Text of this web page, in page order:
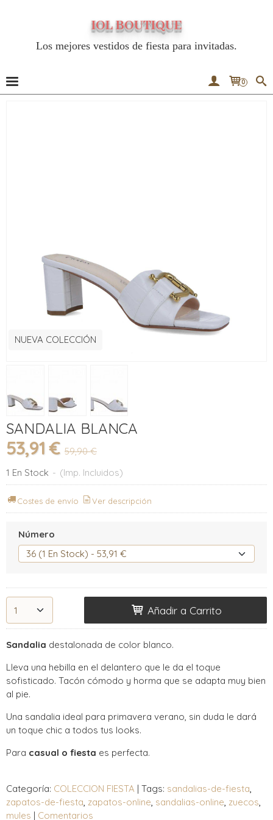
IOL BOUTIQUE
Los mejores vestidos de fiesta para invitadas.
0
NUEVA COLECCIÓN
SANDALIA BLANCA
53,91 € 59,90 €
1 En Stock - (Imp. Incluidos)
Costes de envío Ver descripción
Número
Añadir a Carrito
Sandalia destalonada de color blanco.
Lleva una hebilla en el delantero que le da el toque
sofisticado. Tacón cómodo y horma que se adapta muy bien
al pie.
Una sandalia ideal para primavera verano, sin duda le dará
un toque chic a todos tus looks.
Para casual o fiesta es perfecta.
Categoría: COLECCION FIESTA | Tags: sandalias-de-fiesta
zapatos-de-fiesta zapatos-online sandalias-online zuecos
mules | Comentarios